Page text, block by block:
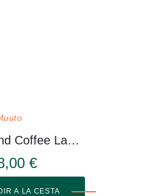
Mesa Around Coffee Large
€
A LA CESTA